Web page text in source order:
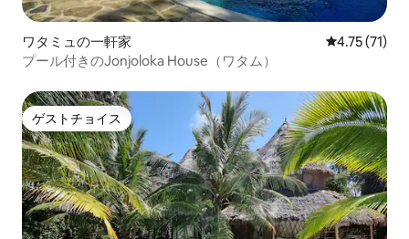
ワタミュの一軒家 レビュー71
4.75 (71)
プール付きのJonjoloka House（ワタム）
ゲストチョイス
ゲストチョイス